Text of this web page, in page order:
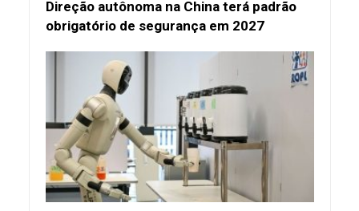
Direção autônoma na China terá padrão
obrigatório de segurança em 2027